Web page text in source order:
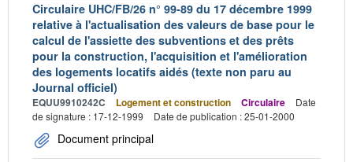
Circulaire UHC/FB/26 n° 99-89 du 17 décembre 1999
relative à l'actualisation des valeurs de base pour le
calcul de l'assiette des subventions et des prêts
pour la construction, l'acquisition et l'amélioration
des logements locatifs aidés (texte non paru au
Journal officiel)
EQUU9910242C Logement et construction Circulaire
Date
de signature : 17-12-1999
Date de publication : 25-01-2000
Document principal